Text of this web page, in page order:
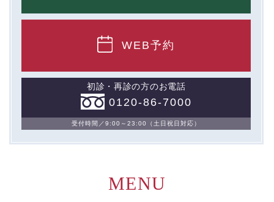
WEB予約
初診・再診の方のお電話
0120-86-7000
受付時間／9:00～23:00（土日祝日対応）
MENU